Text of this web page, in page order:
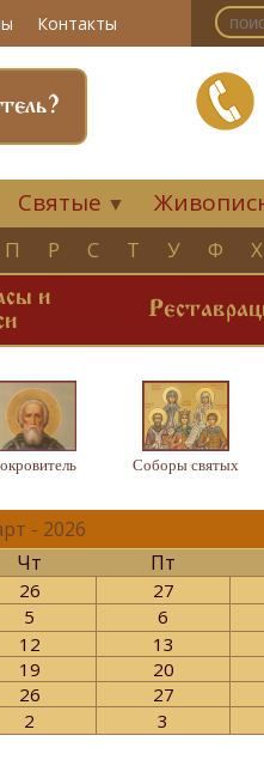
Контакты
Святые ▼
П Р С Т У Ф Х
и
Соборы святых
- 2026
Чт Пт
26 27
5 6
12 13
19 20
26 27
2 3